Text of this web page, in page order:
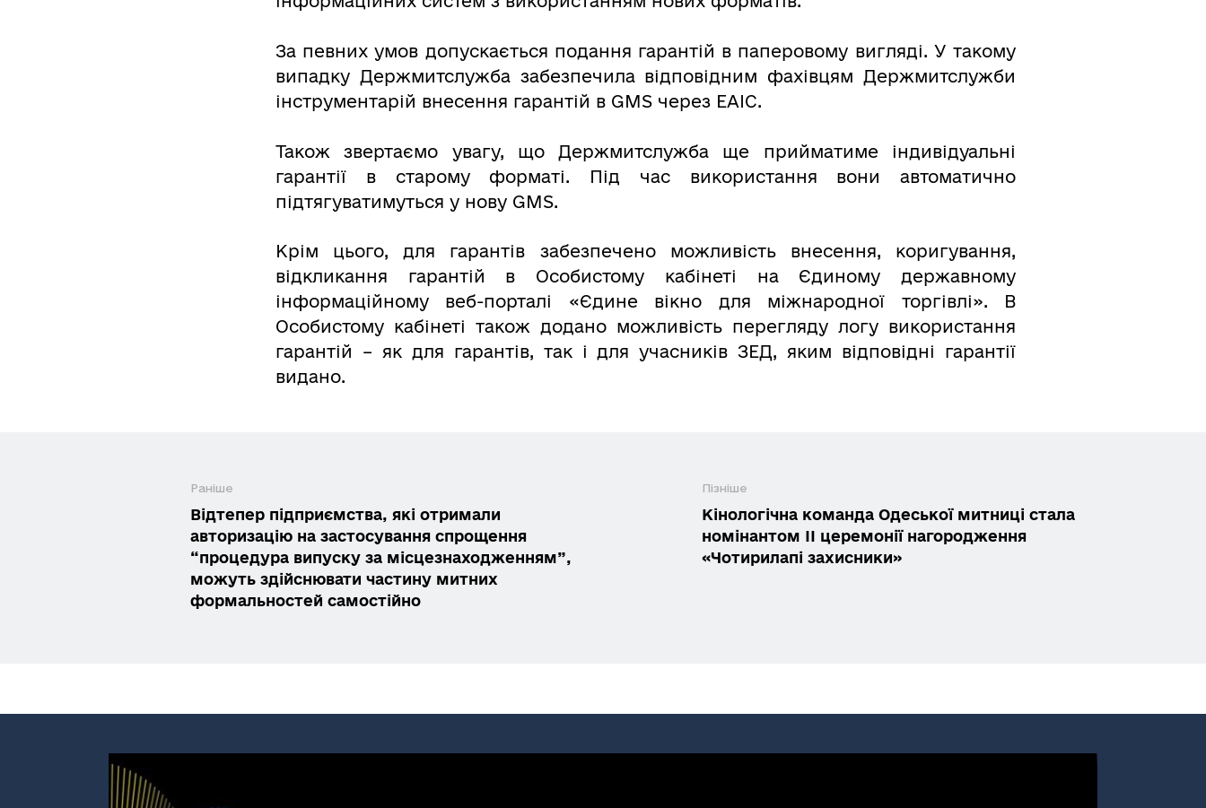
За певних умов допускається подання гарантій в паперовому вигляді. У такому
випадку Держмитслужба забезпечила відповідним фахівцям Держмитслужби
інструментарій внесення гарантій в GMS через ЕАІС.
Також звертаємо увагу, що Держмитслужба ще прийматиме індивідуальні
гарантії в старому форматі. Під час використання вони автоматично
підтягуватимуться у нову GMS.
Крім цього, для гарантів забезпечено можливість внесення, коригування,
відкликання гарантій в Особистому кабінеті на Єдиному державному
інформаційному веб-порталі «Єдине вікно для міжнародної торгівлі». В
Особистому кабінеті також додано можливість перегляду логу використання
гарантій – як для гарантів, так і для учасників ЗЕД, яким відповідні гарантії
видано.
Раніше
Відтепер підприємства, які отримали
авторизацію на застосування спрощення
“процедура випуску за місцезнаходженням”,
можуть здійснювати частину митних
формальностей самостійно
Пізніше
Кінологічна команда Одеської митниці стала
номінантом ІІ церемонії нагородження
«Чотирилапі захисники»